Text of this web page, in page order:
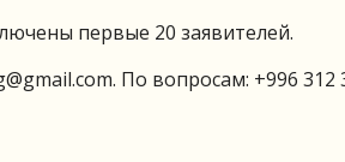
первые 20 заявителей.
. По вопросам: +996 312